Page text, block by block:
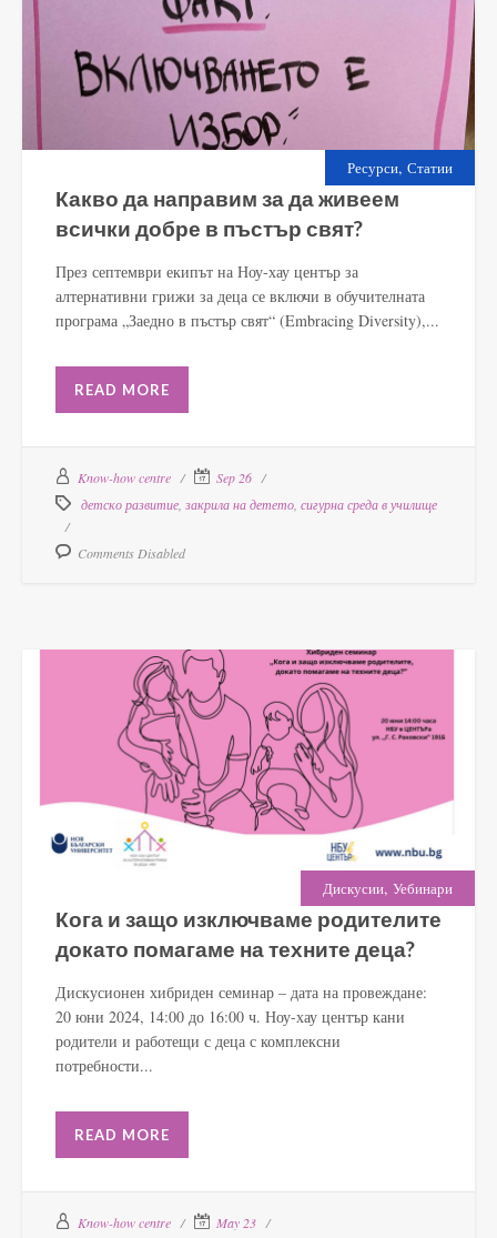
Ресурси, Статии
Какво да направим за да живеем
всички добре в пъстър свят?
През септември екипът на Ноу-хау център за
алтернативни грижи за деца се включи в обучителната
програма „Заедно в пъстър свят“ (Embracing Diversity),...
READ MORE
Know-how centre
Sep 26
детско развитие закрила на детето сигурна среда в училище
Comments Disabled
Дискусии, Уебинари
Кога и защо изключваме родителите
докато помагаме на техните деца?
Дискусионен хибриден семинар – дата на провеждане:
20 юни 2024, 14:00 до 16:00 ч. Ноу-хау център кани
родители и работещи с деца с комплексни
потребности...
READ MORE
Know-how centre May 23